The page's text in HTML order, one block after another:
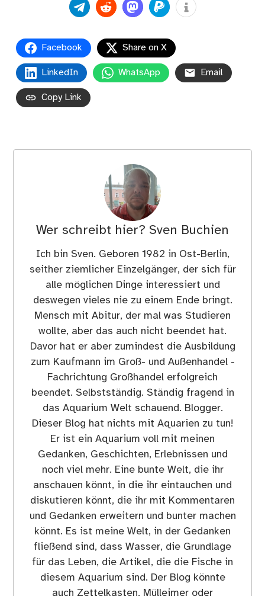
Facebook Share on X
LinkedIn WhatsApp Email
Copy Link
Wer schreibt hier? Sven Buchien
Ich bin Sven. Geboren 1982 in Ost-Berlin,
seither ziemlicher Einzelgänger, der sich für
alle möglichen Dinge interessiert und
deswegen vieles nie zu einem Ende bringt.
Mensch mit Abitur, der mal was Studieren
wollte, aber das auch nicht beendet hat.
Davor hat er aber zumindest die Ausbildung
zum Kaufmann im Groß- und Außenhandel -
Fachrichtung Großhandel erfolgreich
beendet. Selbstständig. Ständig fragend in
das Aquarium Welt schauend. Blogger.
Dieser Blog hat nichts mit Aquarien zu tun!
Er ist ein Aquarium voll mit meinen
Gedanken, Geschichten, Erlebnissen und
noch viel mehr. Eine bunte Welt, die ihr
anschauen könnt, in die ihr eintauchen und
diskutieren könnt, die ihr mit Kommentaren
und Gedanken erweitern und bunter machen
könnt. Es ist meine Welt, in der Gedanken
fließend sind, dass Wasser, die Grundlage
für das Leben, die Artikel, die die Fische in
diesem Aquarium sind. Der Blog könnte
auch Zettelkasten, Mülleimer oder